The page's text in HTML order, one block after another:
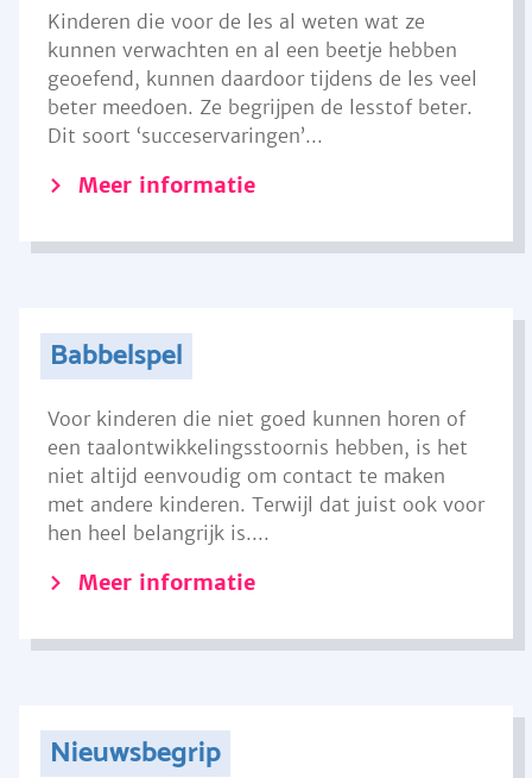
Kinderen die voor de les al weten wat ze
kunnen verwachten en al een beetje hebben
geoefend, kunnen daardoor tijdens de les veel
beter meedoen. Ze begrijpen de lesstof beter.
Dit soort ‘succeservaringen’...
Meer informatie
Babbelspel
Voor kinderen die niet goed kunnen horen of
een taalontwikkelingsstoornis hebben, is het
niet altijd eenvoudig om contact te maken
met andere kinderen. Terwijl dat juist ook voor
hen heel belangrijk is....
Meer informatie
Nieuwsbegrip